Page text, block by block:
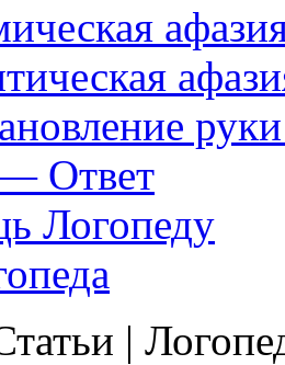
Ответ
Логопеду
|